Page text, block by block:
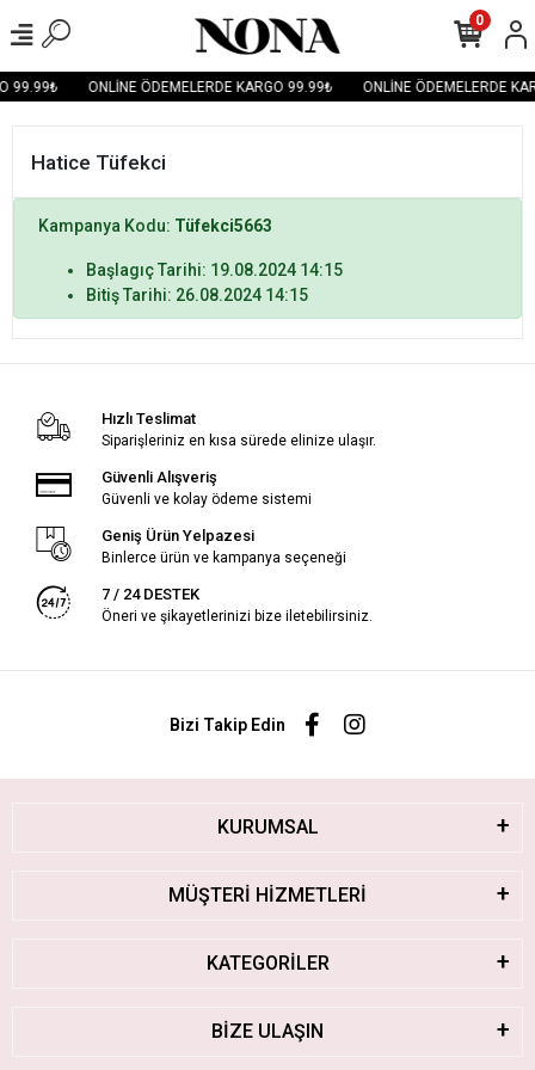
99.99₺ ONLİNE ÖDEMELERDE KARGO 99.99₺ ONLİNE ÖDEMELERDE
0
Hatice Tüfekci
Kampanya Kodu: Tüfekci5663
Başlagıç Tarihi: 19.08.2024 14:15
Bitiş Tarihi: 26.08.2024 14:15
Hızlı Teslimat
Siparişleriniz en kısa sürede elinize ulaşır.
Güvenli Alışveriş
Güvenli ve kolay ödeme sistemi
Geniş Ürün Yelpazesi
Binlerce ürün ve kampanya seçeneği
7 / 24 DESTEK
Öneri ve şikayetlerinizi bize iletebilirsiniz.
Bizi Takip Edin
KURUMSAL
MÜŞTERİ HİZMETLERİ
KATEGORİLER
BİZE ULAŞIN